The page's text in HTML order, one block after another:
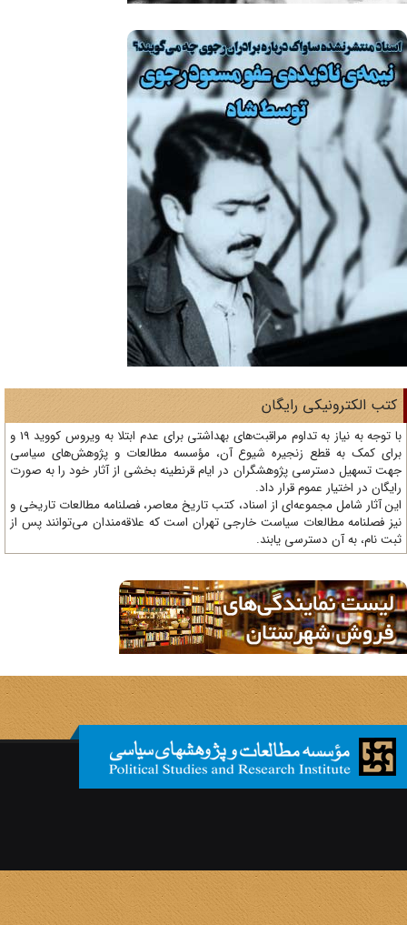
الکترونیکی رایگان
با توجه به نیاز به تداوم مراقبت‌های بهداشتی برای عدم ابتلا به ویروس کووید 19 و
کمک به قطع زنجیره شیوع آن، مؤسسه مطالعات و پژوهش‌های سیاسی
تسهیل دسترسی پژوهشگران در ایام قرنطینه بخشی از آثار خود را به صورت
در اختیار عموم قرار داد.
آثار شامل مجموعه‌ای از اسناد، کتب تاریخ معاصر، فصلنامه‌ مطالعات تاریخی و
فصلنامه مطالعات سیاست خارجی تهران است که علاقه‌مندان می‌توانند پس از
نام، به آن دسترسی یابند.